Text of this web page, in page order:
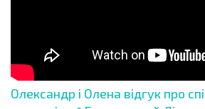
Олександр і Олена відгук про